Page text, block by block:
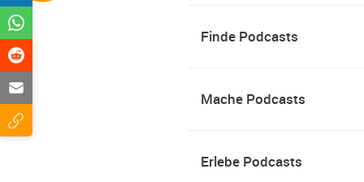
Finde Podcasts
Mache Podcasts
Erlebe Podcasts